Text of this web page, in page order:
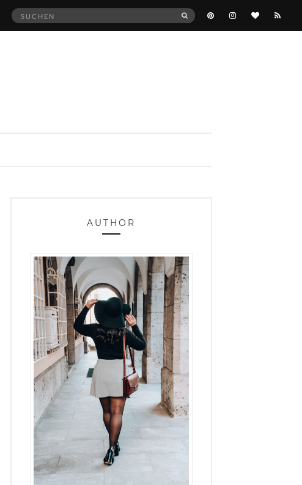
Suche
SUCHEN
AUTHOR